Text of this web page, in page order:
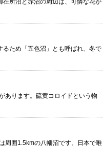
所沼と赤沼の周辺は、可憐な花が
ため「五色沼」とも呼ばれ、冬で
あります。硫黄コロイドという物
周囲1.5kmの八幡沼です。日本で唯